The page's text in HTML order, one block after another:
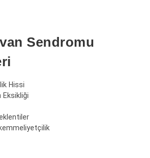
Sendromu
Hissi
Eksikliği